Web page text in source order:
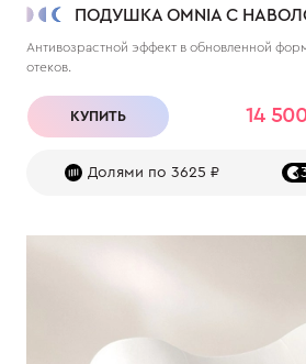
ПОДУШКА OMNIA С
Антивозрастной эффект в обновленной
отеков.
КУПИТЬ 14
Долями по 3625 ₽